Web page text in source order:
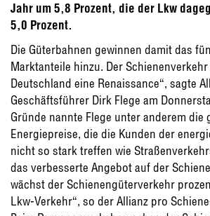
Jahr um 5,8 Prozent, die der Lkw
5,0 Prozent.
Die Güterbahnen gewinnen damit das
Marktanteile hinzu. Der
Deutschland eine Renaissance“, sagte
Geschäftsführer Dirk Flege am
Gründe nannte Flege unter anderem die
Energiepreise, die die Kunden der
nicht so stark treffen wie
das verbesserte Angebot auf der
wächst der Schienengüterverkehr
Lkw-Verkehr“, so der Allianz pro